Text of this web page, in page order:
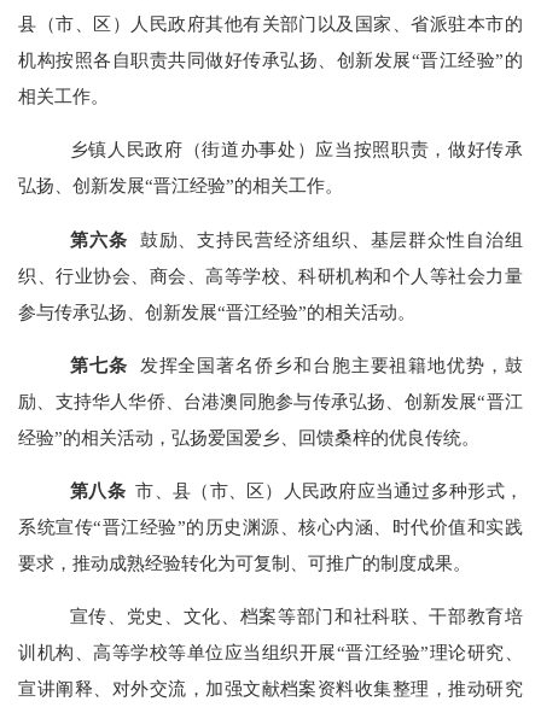
县（市、区）人民政府其他有关部门以及国家、省派驻本市的
机构按照各自职责共同做好传承弘扬、创新发展“晋江经验”的
相关工作。
乡镇人民政府（街道办事处）应当按照职责，做好传承
弘扬、创新发展“晋江经验”的相关工作。
第六条
鼓励、支持民营经济组织、基层群众性自治组
织、行业协会、商会、高等学校、科研机构和个人等社会力量
参与传承弘扬、创新发展“晋江经验”的相关活动。
第七条
发挥全国著名侨乡和台胞主要祖籍地优势，鼓
励、支持华人华侨、 台港澳同胞参与传承弘扬、创新发展“晋江
经验”的相关活动，弘扬爱国爱乡、回馈桑梓的优良传统。
第八条 市、县（市、区）人民政府应当通过多种形式，
系统宣传“晋江经验”的历史渊源、核心内涵、时代价值和实践
要求，推动成熟经验转化为可复制、可推广的制度成果。
宣传、党史、文化、档案等部门和社科联、干部教育培
训机构、高等学校等单位应当组织开展“晋江经验”理论研究、
宣讲阐释、对外交流，加强文献档案资料收集整理，推动研究